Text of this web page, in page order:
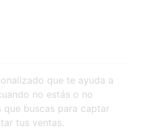
que te ayuda a
no estás o no
buscas para captar
tus ventas.